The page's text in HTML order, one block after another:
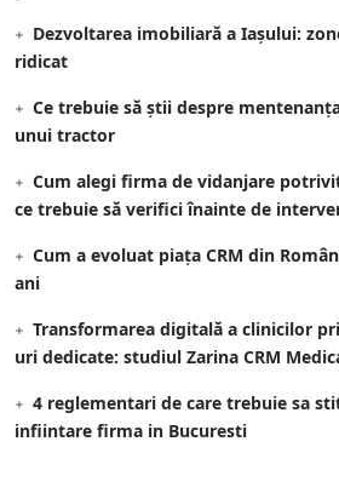
Dezvoltarea imobiliară a Iașului:
ridicat
Ce trebuie să știi despre
unui tractor
Cum alegi firma de vidanjare
ce trebuie să verifici înainte de
Cum a evoluat piața CRM din
ani
Transformarea digitală a clinicilor
uri dedicate: studiul Zarina CRM
4 reglementari de care trebuie sa
infiintare firma in Bucuresti